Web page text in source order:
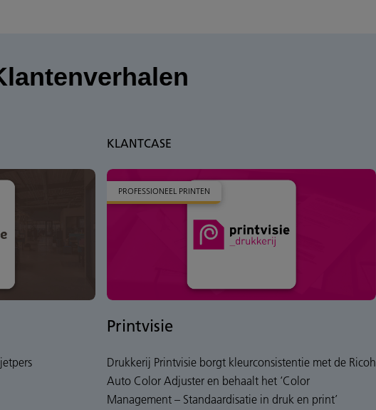
KLANTCASE
PROFESSIONEEL PRINTEN
Printvisie
Drukkerij Printvisie borgt kleurconsistentie met de Ricoh
Auto Color Adjuster en behaalt het ‘Color
Management – Standaardisatie in druk en print’